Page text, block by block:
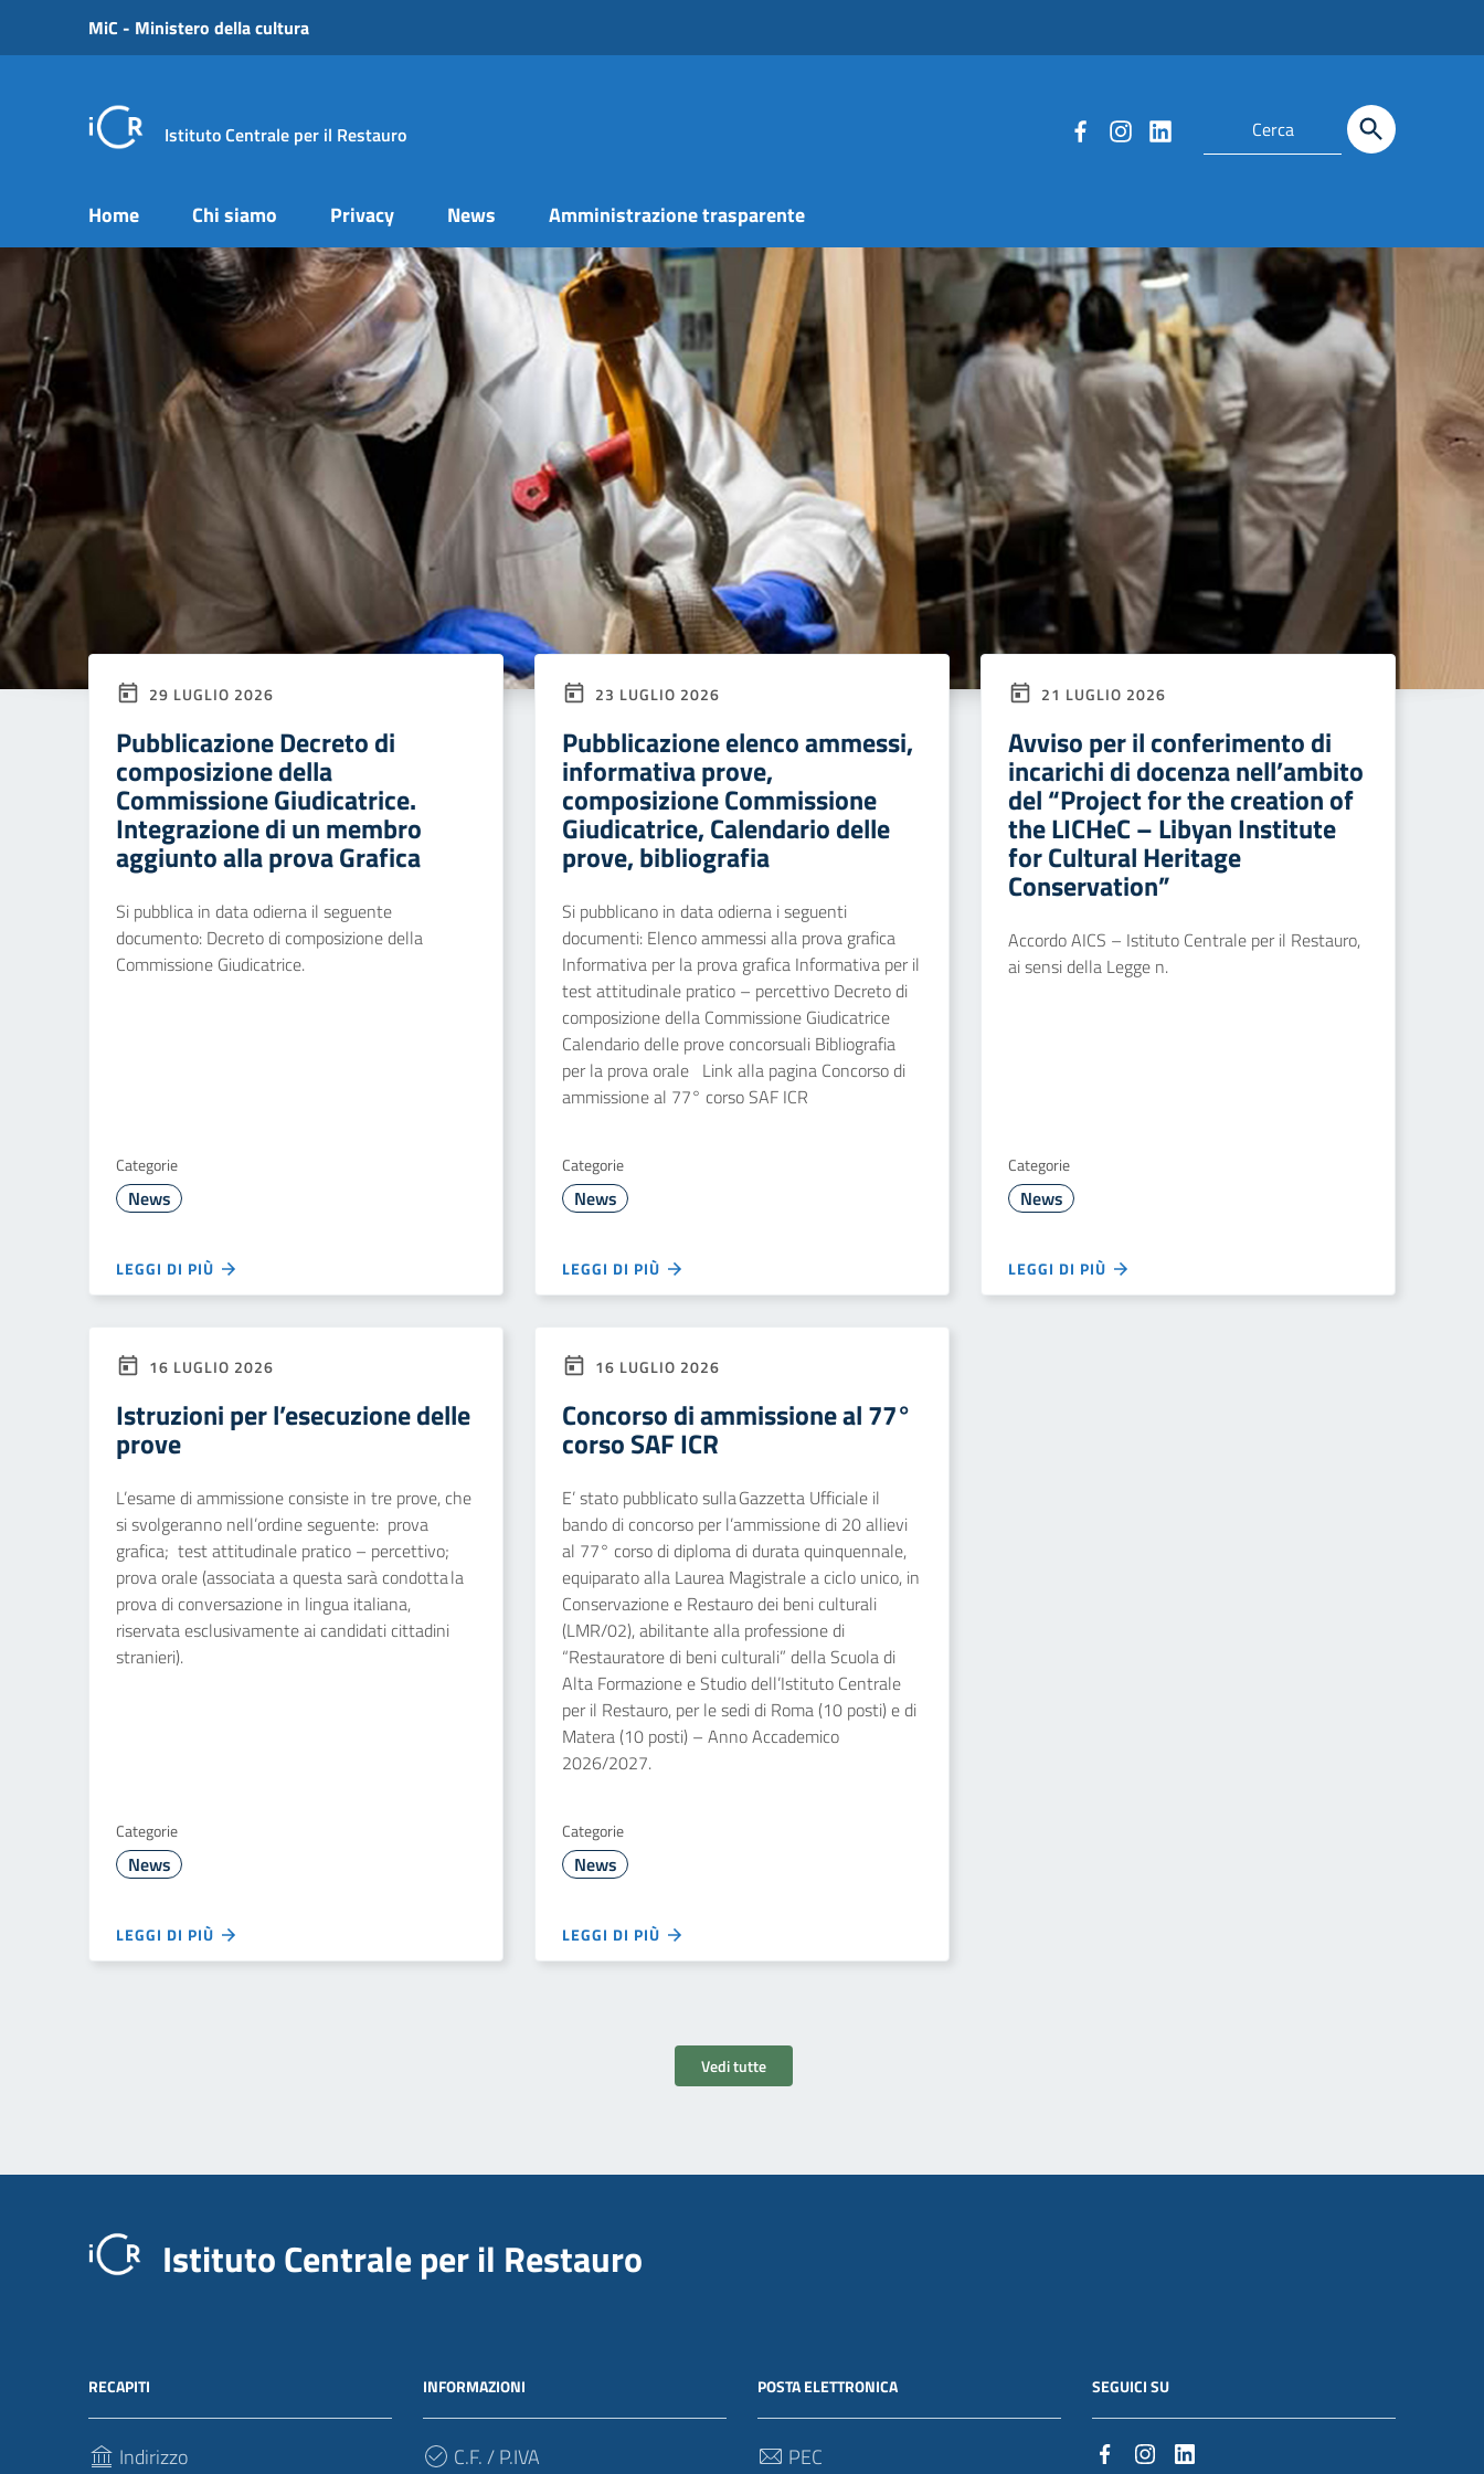
Vai ai contenuti
Vai al menu di navigazione
MiC - Ministero della cultura
Istituto Centrale per il Restauro
Home Chi siamo Privacy News Amministrazione trasparente
29 LUGLIO 2026
Pubblicazione Decreto di
composizione della
Commissione Giudicatrice.
Integrazione di un membro
aggiunto alla prova Grafica
Si pubblica in data odierna il seguente
documento: Decreto di composizione della
Commissione Giudicatrice.
Categorie
News
LEGGI DI PIÙ
23 LUGLIO 2026
Pubblicazione elenco ammessi,
informativa prove,
composizione Commissione
Giudicatrice, Calendario delle
prove, bibliografia
Si pubblicano in data odierna i seguenti
documenti: Elenco ammessi alla prova grafica
Informativa per la prova grafica Informativa per il
test attitudinale pratico – percettivo Decreto di
composizione della Commissione Giudicatrice
Calendario delle prove concorsuali Bibliografia
per la prova orale Link alla pagina Concorso di
ammissione al 77° corso SAF ICR
Categorie
News
LEGGI DI PIÙ
21 LUGLIO 2026
Avviso per il conferimento di
incarichi di docenza nell’ambito
del “Project for the creation of
the LICHeC – Libyan Institute
for Cultural Heritage
Conservation”
Accordo AICS – Istituto Centrale per il Restauro,
ai sensi della Legge n.
Categorie
News
LEGGI DI PIÙ
16 LUGLIO 2026
Istruzioni per l’esecuzione delle
prove
L’esame di ammissione consiste in tre prove, che
si svolgeranno nell’ordine seguente: prova
grafica; test attitudinale pratico – percettivo;
prova orale (associata a questa sarà condotta la
prova di conversazione in lingua italiana,
riservata esclusivamente ai candidati cittadini
stranieri).
Categorie
News
LEGGI DI PIÙ
16 LUGLIO 2026
Concorso di ammissione al 77°
corso SAF ICR
E’ stato pubblicato sulla Gazzetta Ufficiale il
bando di concorso per l’ammissione di 20 allievi
al 77° corso di diploma di durata quinquennale,
equiparato alla Laurea Magistrale a ciclo unico, in
Conservazione e Restauro dei beni culturali
(LMR/02), abilitante alla professione di
“Restauratore di beni culturali” della Scuola di
Alta Formazione e Studio dell’Istituto Centrale
per il Restauro, per le sedi di Roma (10 posti) e di
Matera (10 posti) – Anno Accademico
2026/2027.
Categorie
News
LEGGI DI PIÙ
Vedi tutte
Istituto Centrale per il Restauro
RECAPITI
Indirizzo
INFORMAZIONI
C.F. / P.IVA
POSTA ELETTRONICA
PEC
SEGUICI SU